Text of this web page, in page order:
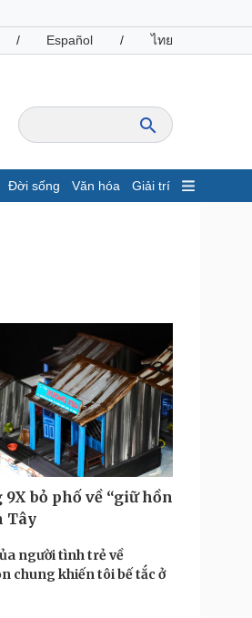
/ Español / ไทย
Đời sống Văn hóa Giải trí
Giá cà phê
Công nghệ
Sành điệu
Tin Công nghệ
Trải nghiệm
Chuyển đổi số
Podcast
Câu chuyện thời sự
Đọc truyện đêm khuya
Cửa sổ tình yêu
9X bỏ phố về “giữ hồn
Tây
người tình trẻ về
chung khiến tôi bế tắc ở